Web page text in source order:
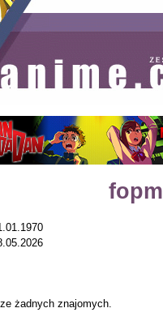
żadnych znajomych.